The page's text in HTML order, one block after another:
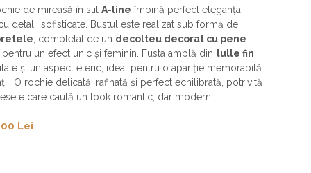
de mireasă în stilA-line îmbină perfect eleganța
detalii sofisticate. Bustul este realizat sub formă de
, completat de un decolteu decorat cu pene
, pentru un efect unic și feminin. Fusta amplă din tulle fin
și un aspect eteric, ideal pentru o apariție memorabilă
O rochie delicată, rafinată și perfect echilibrată, potrivită
care caută un look romantic, dar modern.
Lei